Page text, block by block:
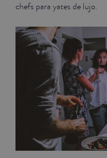
chefs para yates de lujo.